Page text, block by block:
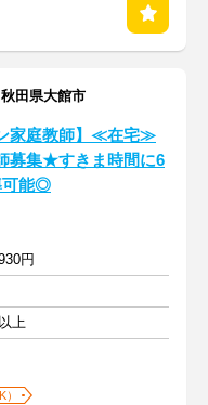
田県大館市
家庭教師】≪在宅≫
募集★すきま時間に6
可能◎
円
上